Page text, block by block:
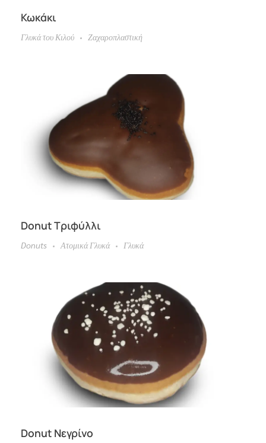
Κωκάκι
Γλυκά του Κιλού Ζαχαροπλαστική
Donut Τριφύλλι
Donuts Ατομικά Γλυκά Γλυκά
Donut Νεγρίνο